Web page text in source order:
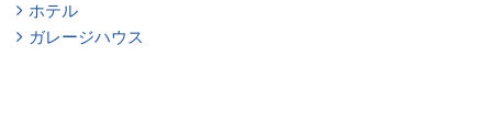
ホテル
ガレージハウス